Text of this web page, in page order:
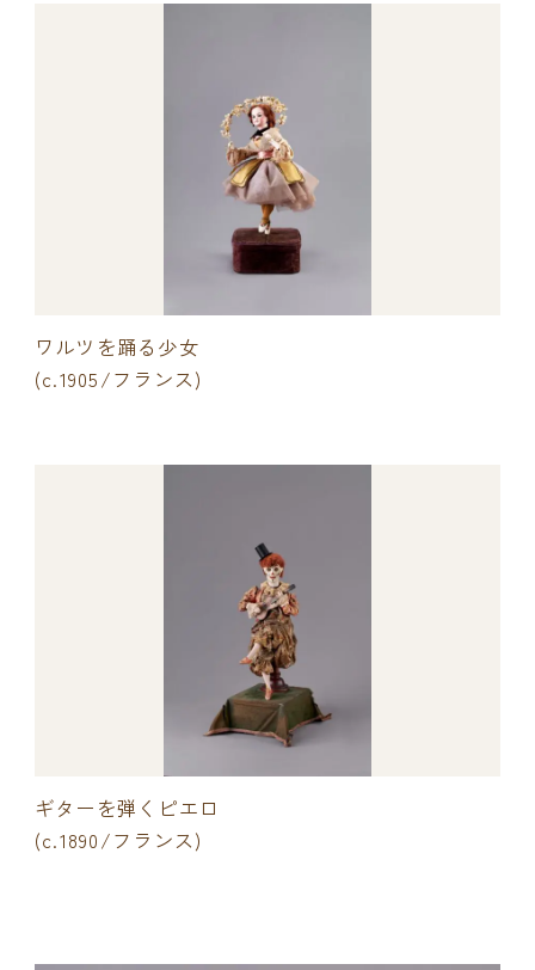
ワルツを踊る少女
(c.1905/フランス)
ギターを弾くピエロ
(c.1890/フランス)